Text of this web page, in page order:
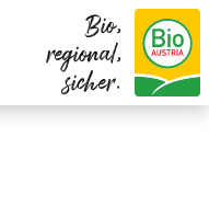
Bio,
regional,
sicher.